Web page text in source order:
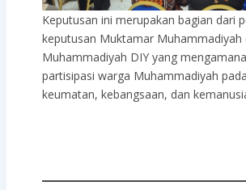
Keputusan ini merupakan bagian dari
keputusan Muktamar Muhammadiyah
Muhammadiyah DIY yang
partisipasi warga Muhammadiyah
keumatan, kebangsaan, dan